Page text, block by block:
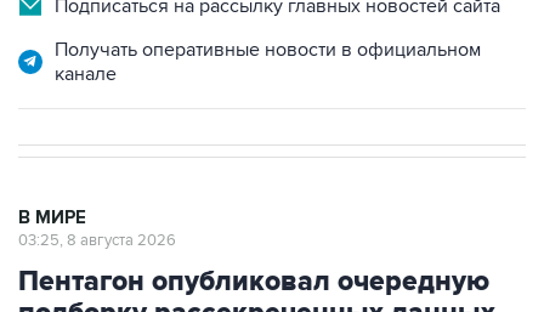
Пентагон опубликовал очередную
подборку рассекреченных данных
об НЛО